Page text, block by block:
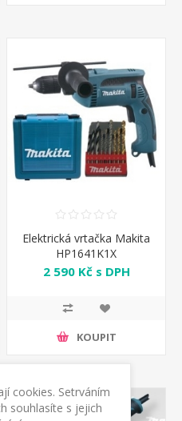
Elektrická vrtačka Makita
HP1641K1X
2 590 Kč s DPH
KOUPIT
cookies. Setrváním
souhlasíte s jejich